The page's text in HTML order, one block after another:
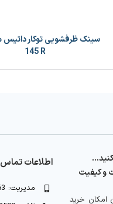
145 R
و کیفیت
امکان خرید
اطلاعات تماس
مدیریت: 09121373263